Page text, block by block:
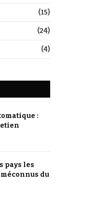
(15)
(24)
(4)
:
pays les
du